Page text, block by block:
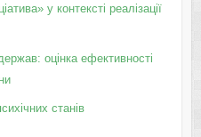
у контексті реалізації
оцінка ефективності
станів